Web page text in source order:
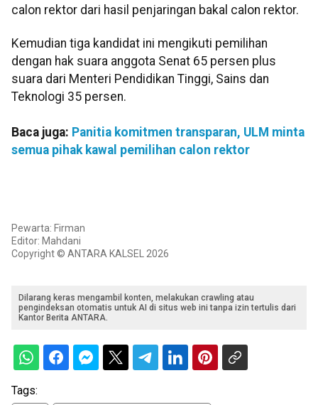
calon rektor dari hasil penjaringan bakal calon rektor.
Kemudian tiga kandidat ini mengikuti pemilihan
dengan hak suara anggota Senat 65 persen plus
suara dari Menteri Pendidikan Tinggi, Sains dan
Teknologi 35 persen.
Baca juga: Panitia komitmen transparan, ULM minta
semua pihak kawal pemilihan calon rektor
Pewarta: Firman
Editor: Mahdani
Copyright © ANTARA KALSEL 2026
Dilarang keras mengambil konten, melakukan crawling atau
pengindeksan otomatis untuk AI di situs web ini tanpa izin tertulis dari
Kantor Berita ANTARA.
Tags: